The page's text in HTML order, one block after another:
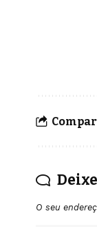
O seu